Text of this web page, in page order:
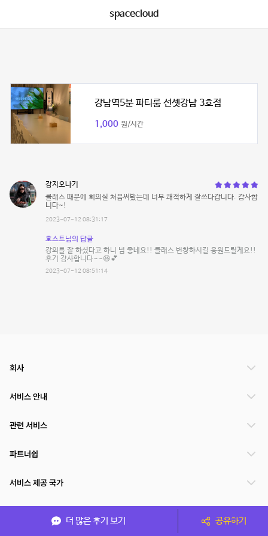
spacecloud
강남역5분 파티룸 선셋강남 3호점
1,000 원/시간
감지오나기
클래스 때문에 회의실 처음써봤는데 너무 쾌적하게 잘쓰다갑니다. 감사합
니다~!
2023-07-12 08:31:17
호스트님의 답글
강의를 잘 하셨다고 하니 넘 좋네요!! 클래스 번창하시길 응원드릴게요!!
후기 감사합니다~~😆💕
2023-07-12 08:51:14
더 많은 후기 보기 공유하기
회사
서비스 안내
관련 서비스
파트너쉽
서비스 제공 국가
(주)NSPACE 사업자정보